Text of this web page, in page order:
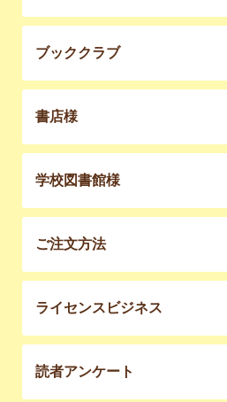
ブッククラブ
書店様
学校図書館様
ご注文方法
ライセンスビジネス
読者アンケート